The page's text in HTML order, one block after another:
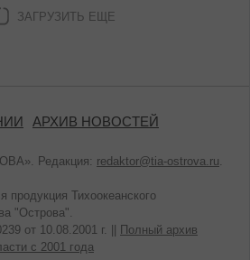
ЗАГРУЗИТЬ ЕЩЕ
АРХИВ НОВОСТЕЙ
Редакция: redaktor@tia-ostrova.ru.
продукция Тихоокеанского
"Острова".
от 10.08.2001 г. ||
Полный архив
с 2001 года